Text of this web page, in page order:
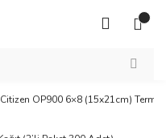
Citizen OP900 6×8 (15x21cm)